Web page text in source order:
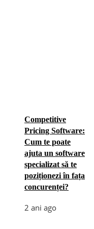
Competitive
Pricing Software:
Cum te poate
ajuta un software
specializat să te
poziționezi în fața
concurenței?
2 ani ago